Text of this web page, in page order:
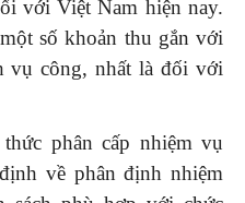
với Việt Nam hiện nay.
số khoản thu gắn với
vụ công, nhất là đối với
phân cấp nhiệm vụ
về phân định nhiệm